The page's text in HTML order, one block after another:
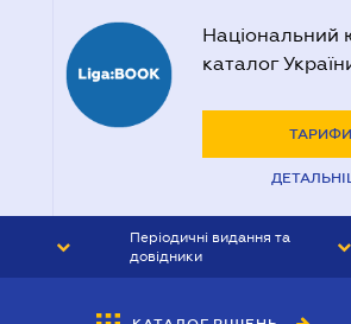
Національний
каталог
ТАРИФИ
Періодичні видання та
довідники